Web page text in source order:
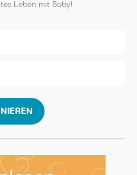
Leben mit Baby!